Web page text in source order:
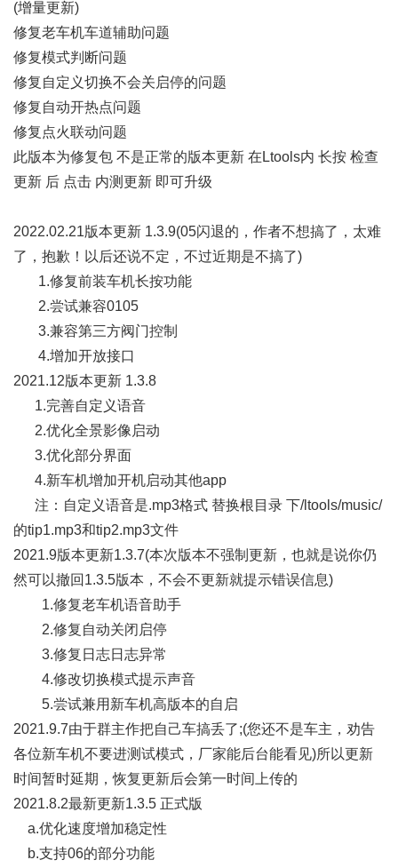
(增量更新)
修复老车机车道辅助问题
修复模式判断问题
修复自定义切换不会关启停的问题
修复自动开热点问题
修复点火联动问题
此版本为修复包 不是正常的版本更新 在Ltools内 长按 检查
更新 后 点击 内测更新 即可升级
2022.02.21版本更新 1.3.9(05闪退的，作者不想搞了，太难
了，抱歉！以后还说不定，不过近期是不搞了)
1.修复前装车机长按功能
2.尝试兼容0105
3.兼容第三方阀门控制
4.增加开放接口
2021.12版本更新 1.3.8
1.完善自定义语音
2.优化全景影像启动
3.优化部分界面
4.新车机增加开机启动其他app
注：自定义语音是.mp3格式 替换根目录 下/ltools/music/
的tip1.mp3和tip2.mp3文件
2021.9版本更新1.3.7(本次版本不强制更新，也就是说你仍
然可以撤回1.3.5版本，不会不更新就提示错误信息)
1.修复老车机语音助手
2.修复自动关闭启停
3.修复日志日志异常
4.修改切换模式提示声音
5.尝试兼用新车机高版本的自启
2021.9.7由于群主作把自己车搞丢了;(您还不是车主，劝告
各位新车机不要进测试模式，厂家能后台能看见)所以更新
时间暂时延期，恢复更新后会第一时间上传的
2021.8.2最新更新1.3.5 正式版
a.优化速度增加稳定性
b.支持06的部分功能